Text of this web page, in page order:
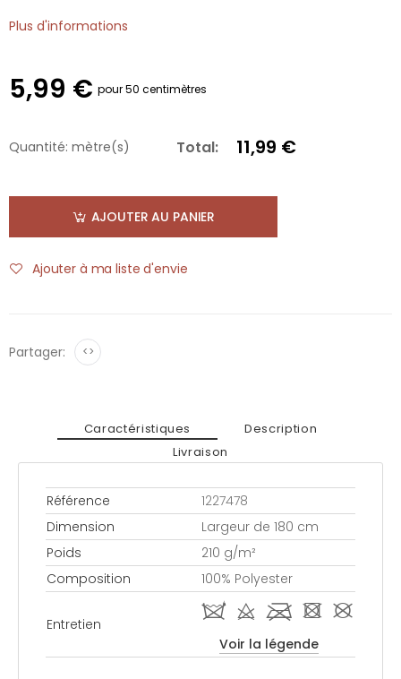
Plus d'informations
5,99 € pour 50 centimètres
Quantité: mètre(s) Total: 11,99 €
AJOUTER AU PANIER
Ajouter à ma liste d'envie
Partager: <>
Caractéristiques
Description
Livraison
Référence
1227478
Dimension
Largeur de 180 cm
Poids
210 g/m²
Composition
100% Polyester
Entretien
i d l - #
Voir la légende